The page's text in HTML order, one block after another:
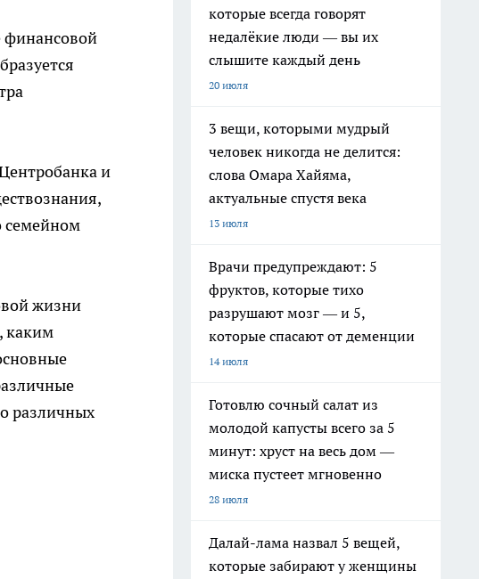
финансовой
и
семейном
жизни
каким
различных
которые всегда говорят
недалёкие люди — вы их
слышите каждый день
20 июля
3 вещи, которыми мудрый
человек никогда не делится:
слова Омара Хайяма,
актуальные спустя века
13 июля
Врачи предупреждают: 5
фруктов, которые тихо
разрушают мозг — и 5,
которые спасают от деменции
14 июля
Готовлю сочный салат из
молодой капусты всего за 5
минут: хруст на весь дом —
миска пустеет мгновенно
28 июля
Далай-лама назвал 5 вещей,
которые забирают у женщины